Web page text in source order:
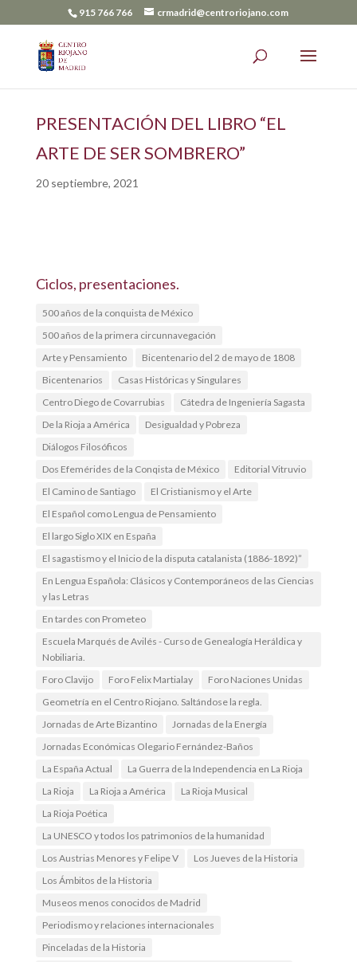
915 766 766 crmadrid@centroriojano.com
PRESENTACIÓN DEL LIBRO “EL
ARTE DE SER SOMBRERO”
20 septiembre, 2021
Ciclos, presentaciones.
500 años de la conquista de México
500 años de la primera circunnavegación
Arte y Pensamiento
Bicentenario del 2 de mayo de 1808
Bicentenarios
Casas Históricas y Singulares
Centro Diego de Covarrubias
Cátedra de Ingeniería Sagasta
De la Rioja a América
Desigualdad y Pobreza
Diálogos Filosóficos
Dos Efemérides de la Conqista de México
Editorial Vitruvio
El Camino de Santiago
El Cristianismo y el Arte
El Español como Lengua de Pensamiento
El largo Siglo XIX en España
El sagastismo y el Inicio de la disputa catalanista (1886-1892)”
En Lengua Española: Clásicos y Contemporáneos de las Ciencias
y las Letras
En tardes con Prometeo
Escuela Marqués de Avilés - Curso de Genealogía Heráldica y
Nobiliaria.
Foro Clavijo
Foro Felix Martialay
Foro Naciones Unidas
Geometría en el Centro Riojano. Saltándose la regla.
Jornadas de Arte Bizantino
Jornadas de la Energía
Jornadas Económicas Olegario Fernández-Baños
La España Actual
La Guerra de la Independencia en La Rioja
La Rioja
La Rioja a América
La Rioja Musical
La Rioja Poética
La UNESCO y todos los patrimonios de la humanidad
Los Austrias Menores y Felipe V
Los Jueves de la Historia
Los Ámbitos de la Historia
Museos menos conocidos de Madrid
Periodismo y relaciones internacionales
Pinceladas de la Historia